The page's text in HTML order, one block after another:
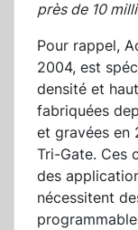
près de 10
Pour rappel,
2004, est
densité et
fabriquées
et gravées en
Tri-Gate. Ces
des
nécessitent